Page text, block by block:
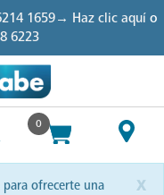
1659→ Haz clic aquío
6223
0
x
para ofrecerte una